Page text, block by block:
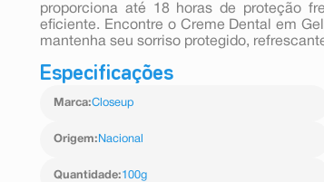
proporciona até 18 horas de proteção
eficiente. Encontre o Creme Dental em
mantenha seu sorriso protegido,
Especificações
Marca:Closeup
Origem: Nacional
Quantidade:100g